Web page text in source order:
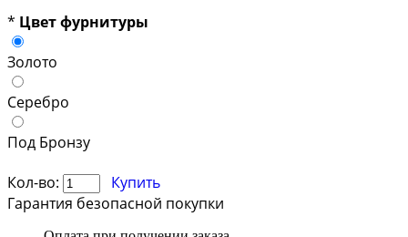
* Цвет фурнитуры
Золото
Серебро
Под Бронзу
Кол-во:
Купить
Гарантия безопасной покупки